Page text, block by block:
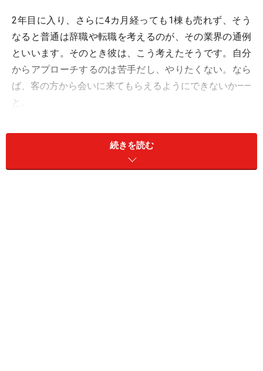
2年目に入り、さらに4カ月経っても1棟も売れず、そう
なると普通は辞職や転職を考えるのが、その業界の通例
といいます。そのとき彼は、こう考えたそうです。自分
からアプローチするのは苦手だし、やりたくない。なら
ば、客の方から会いに来てもらえるようにできないか――
と。
それで思いついたのが、今ではポピュラーなマーケティ
ング手法となっているセールスレターです。彼は対面で
のコミュニケーションは苦手でも、文章を書くのは得意
続きを読む